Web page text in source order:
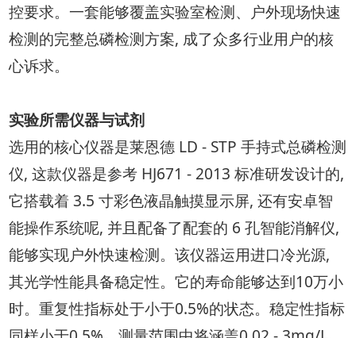
控要求。一套能够覆盖实验室检测、户外现场快速
检测的完整总磷检测方案, 成了众多行业用户的核
心诉求。
实验所需仪器与试剂
选用的核心仪器是莱恩德 LD - STP 手持式总磷检测
仪, 这款仪器是参考 HJ671 - 2013 标准研发设计的,
它搭载着 3.5 寸彩色液晶触摸显示屏, 还有安卓智
能操作系统呢, 并且配备了配套的 6 孔智能消解仪,
能够实现户外快速检测。该仪器运用进口冷光源,
其光学性能具备稳定性。它的寿命能够达到10万小
时。重复性指标处于小于0.5%的状态。稳定性指标